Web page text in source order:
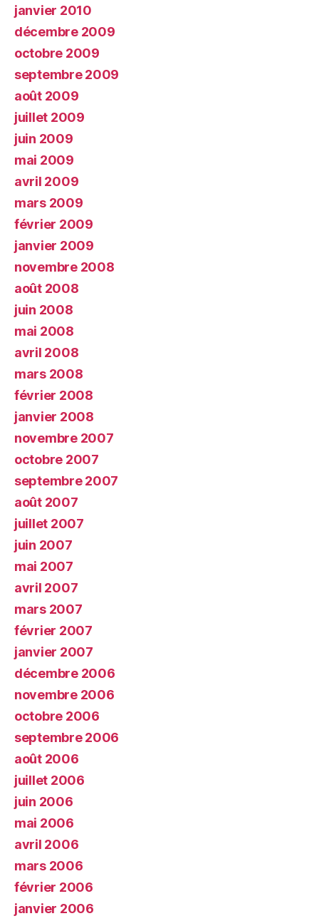
janvier 2010
décembre 2009
octobre 2009
septembre 2009
août 2009
juillet 2009
juin 2009
mai 2009
avril 2009
mars 2009
février 2009
janvier 2009
novembre 2008
août 2008
juin 2008
mai 2008
avril 2008
mars 2008
février 2008
janvier 2008
novembre 2007
octobre 2007
septembre 2007
août 2007
juillet 2007
juin 2007
mai 2007
avril 2007
mars 2007
février 2007
janvier 2007
décembre 2006
novembre 2006
octobre 2006
septembre 2006
août 2006
juillet 2006
juin 2006
mai 2006
avril 2006
mars 2006
février 2006
janvier 2006